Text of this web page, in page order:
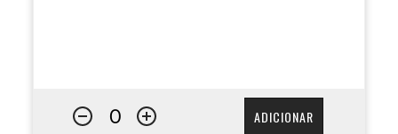
ADICIONAR